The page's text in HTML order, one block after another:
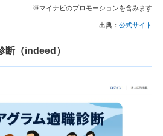
※マイナビのプロモーションを含みます
出典： 公式サイト
断（indeed）